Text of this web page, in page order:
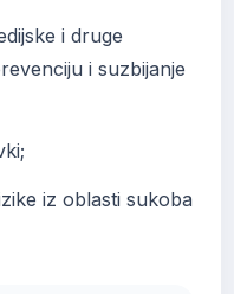
i druge
i suzbijanje
iz oblasti sukoba